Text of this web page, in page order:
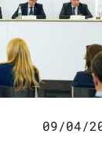
09/04/